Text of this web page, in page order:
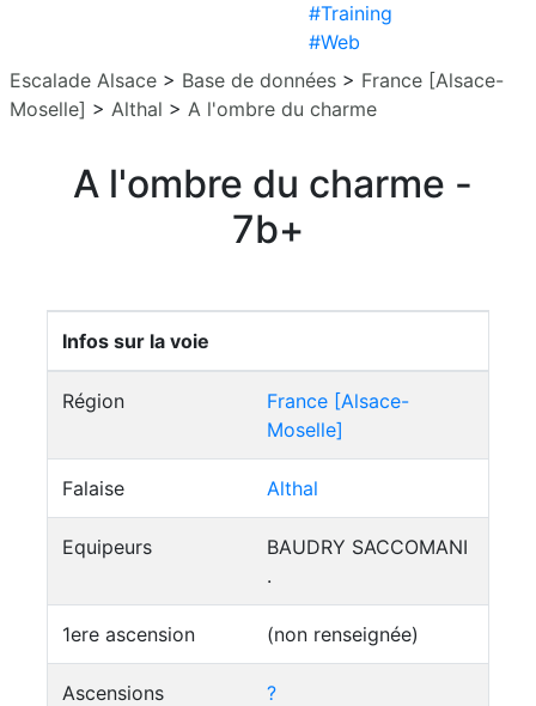
#Training
#Web
Escalade Alsace > Base de données > France [Alsace-
Moselle] > Althal > A l'ombre du charme
A l'ombre du charme -
7b+
Infos sur la voie
Région
France [Alsace-
Moselle]
Falaise Althal
Equipeurs
BAUDRY SACCOMANI
.
1ere ascension (non renseignée)
Ascensions
?